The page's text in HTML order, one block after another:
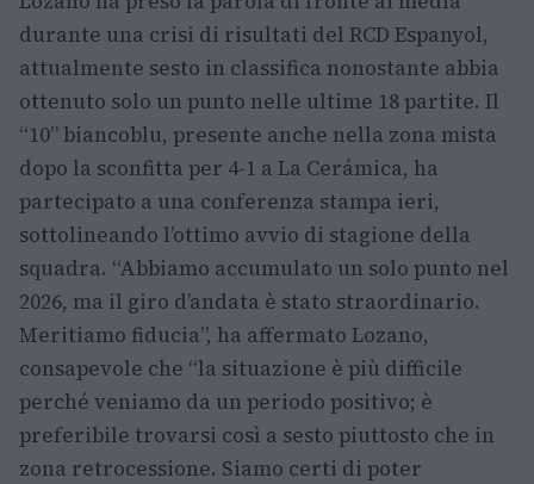
durante una crisi di risultati del RCD Espanyol,
attualmente sesto in classifica nonostante abbia
ottenuto solo un punto nelle ultime 18 partite. Il
“10” biancoblu, presente anche nella zona mista
dopo la sconfitta per 4-1 a La Cerámica, ha
partecipato a una conferenza stampa ieri,
sottolineando l’ottimo avvio di stagione della
squadra. “Abbiamo accumulato un solo punto nel
2026, ma il giro d’andata è stato straordinario.
Meritiamo fiducia”, ha affermato Lozano,
consapevole che “la situazione è più difficile
perché veniamo da un periodo positivo; è
preferibile trovarsi così a sesto piuttosto che in
zona retrocessione. Siamo certi di poter